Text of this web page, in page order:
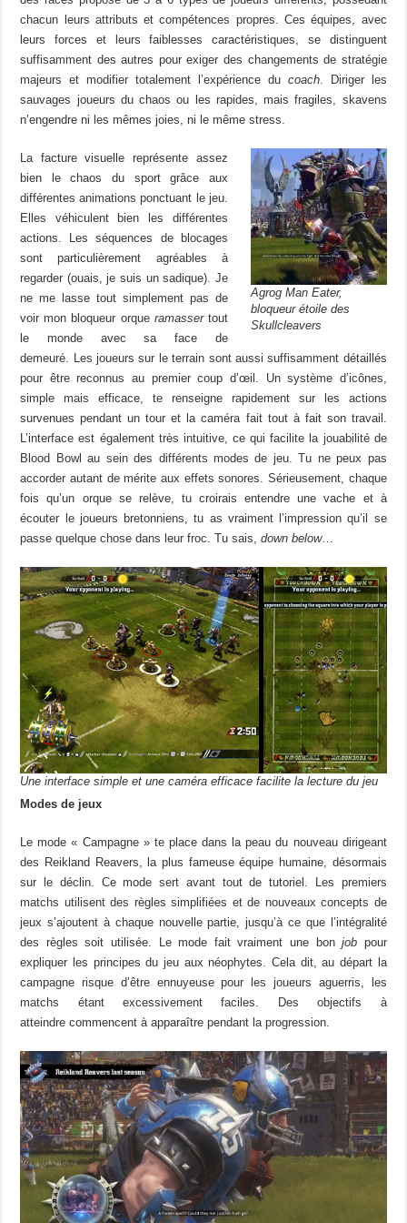
chacun leurs attributs et compétences propres. Ces équipes, avec
leurs forces et leurs faiblesses caractéristiques, se distinguent
suffisamment des autres pour exiger des changements de stratégie
majeurs et modifier totalement l’expérience du coach. Diriger les
sauvages joueurs du chaos ou les rapides, mais fragiles, skavens
n’engendre ni les mêmes joies, ni le même stress.
Agrog Man Eater,
bloqueur étoile des
Skullcleavers
La facture visuelle représente assez
bien le chaos du sport grâce aux
différentes animations ponctuant le jeu.
Elles véhiculent bien les différentes
actions. Les séquences de blocages
sont particulièrement agréables à
regarder (ouais, je suis un sadique). Je
ne me lasse tout simplement pas de
voir mon bloqueur orque ramassertout
le monde avec sa face de
demeuré. Les joueurs sur le terrain sont aussi suffisamment détaillés
pour être reconnus au premier coup d’œil. Un système d’icônes,
simple mais efficace, te renseigne rapidement sur les actions
survenues pendant un tour et la caméra fait tout à fait son travail.
L’interface est également très intuitive, ce qui facilite la jouabilité de
Blood Bowl au sein des différents modes de jeu. Tu ne peux pas
accorder autant de mérite aux effets sonores. Sérieusement, chaque
fois qu’un orque se relève, tu croirais entendre une vache et à
écouter le joueurs bretonniens, tu as vraiment l’impression qu’il se
passe quelque chose dans leur froc. Tu sais,down below…
Une interface simple et une caméra efficace facilite la lecture du jeu
Modes de jeux
Le mode « Campagne » te place dans la peau du nouveau dirigeant
des Reikland Reavers, la plus fameuse équipe humaine, désormais
sur le déclin. Ce mode sert avant tout de tutoriel. Les premiers
matchs utilisent des règles simplifiées et de nouveaux concepts de
jeux s’ajoutent à chaque nouvelle partie, jusqu’à ce que l’intégralité
des règles soit utilisée. Le mode fait vraiment une bonjob pour
expliquer les principes du jeu aux néophytes. Cela dit, au départ la
campagne risque d’être ennuyeuse pour les joueurs aguerris, les
matchs étant excessivement faciles. Des objectifs à
atteindre commencent à apparaître pendant la progression.